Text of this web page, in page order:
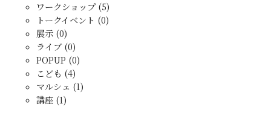
ワークショップ (5)
トークイベント (0)
展示 (0)
ライブ (0)
POPUP (0)
こども (4)
マルシェ (1)
講座 (1)